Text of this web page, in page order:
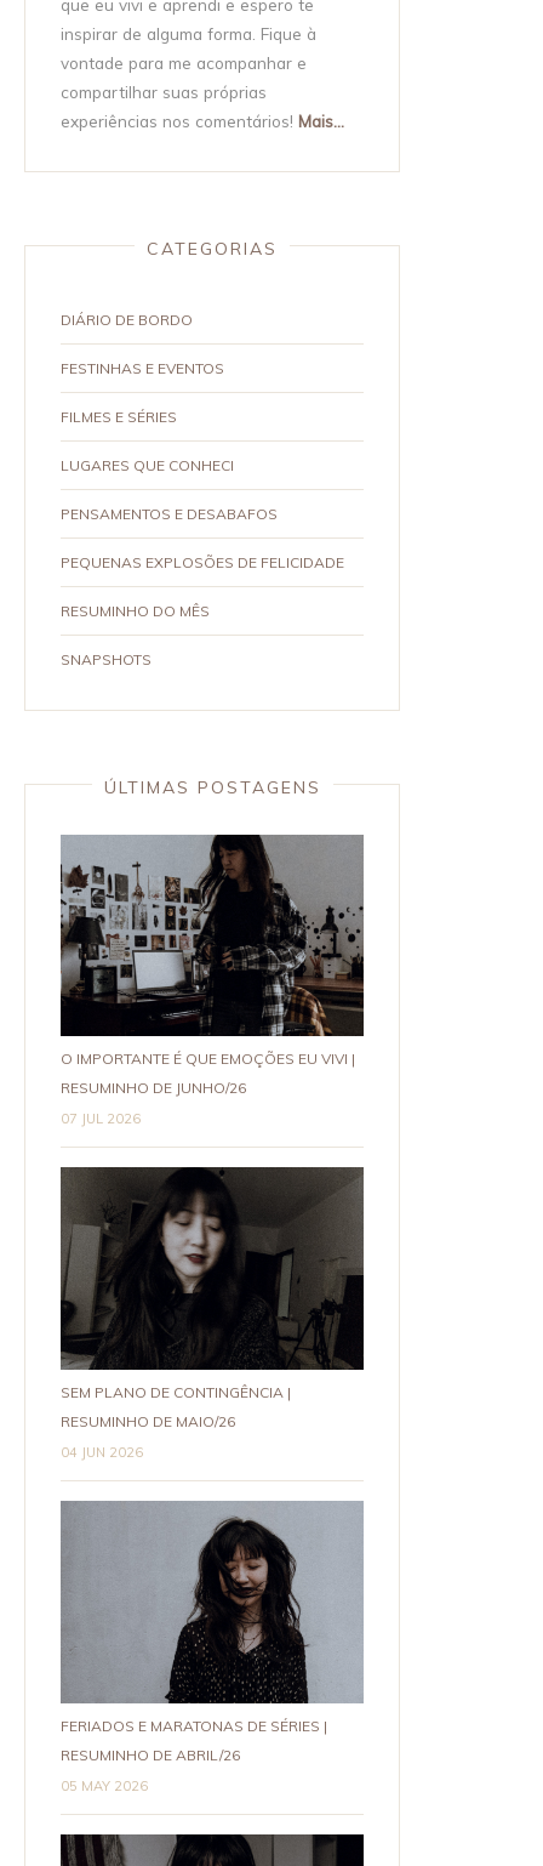
inspirar de alguma forma. Fique à
vontade para me acompanhar e
compartilhar suas próprias
experiências nos comentários! Mais...
CATEGORIAS
DIÁRIO DE BORDO
FESTINHAS E EVENTOS
FILMES E SÉRIES
LUGARES QUE CONHECI
PENSAMENTOS E DESABAFOS
PEQUENAS EXPLOSÕES DE FELICIDADE
RESUMINHO DO MÊS
SNAPSHOTS
ÚLTIMAS POSTAGENS
O IMPORTANTE É QUE EMOÇÕES EU VIVI |
RESUMINHO DE JUNHO/26
07 JUL 2026
SEM PLANO DE CONTINGÊNCIA |
RESUMINHO DE MAIO/26
04 JUN 2026
FERIADOS E MARATONAS DE SÉRIES |
RESUMINHO DE ABRIL/26
05 MAY 2026